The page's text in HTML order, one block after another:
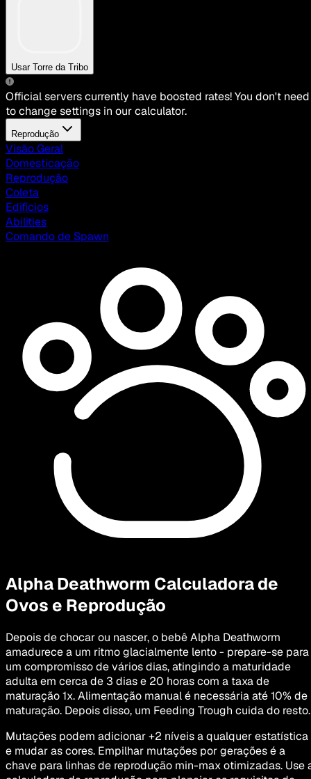
Usar Torre da Tribo
Official servers currently have boosted rates! You don't need
to change settings in our calculator.
Reprodução
Visão Geral
Domesticação
Reprodução
Coleta
Edifícios
Abilities
Comando de Spawn
Alpha Deathworm Calculadora de
Ovos e Reprodução
Depois de chocar ou nascer, o bebê Alpha Deathworm
amadurece a um ritmo glacialmente lento - prepare-se para
um compromisso de vários dias, atingindo a maturidade
adulta em cerca de 3 dias e 20 horas com a taxa de
maturação 1x. Alimentação manual é necessária até 10% de
maturação. Depois disso, um Feeding Trough cuida do resto.
Mutações podem adicionar +2 níveis a qualquer estatística
e mudar as cores. Empilhar mutações por gerações é a
chave para linhas de reprodução min-max otimizadas. Use